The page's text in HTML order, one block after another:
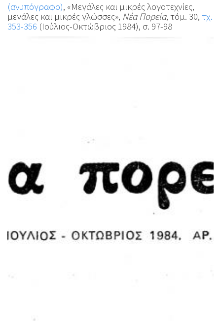
(ανυπόγραφο), «Μεγάλες και μικρές λογοτεχνίες,
μεγάλες και μικρές γλώσσες», Νέα Πορεία, τόμ. 30, τχ.
353-356 (Ιούλιος-Οκτώβριος 1984), σ. 97-98